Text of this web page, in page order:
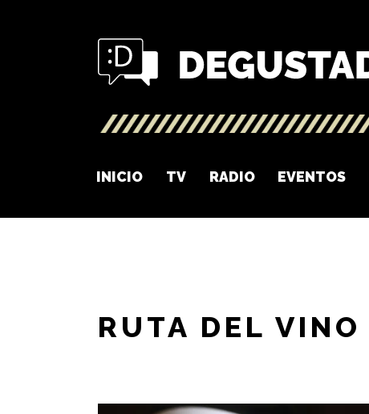
INICIO TV RADIO EVENTOS
RUTA DEL VINO